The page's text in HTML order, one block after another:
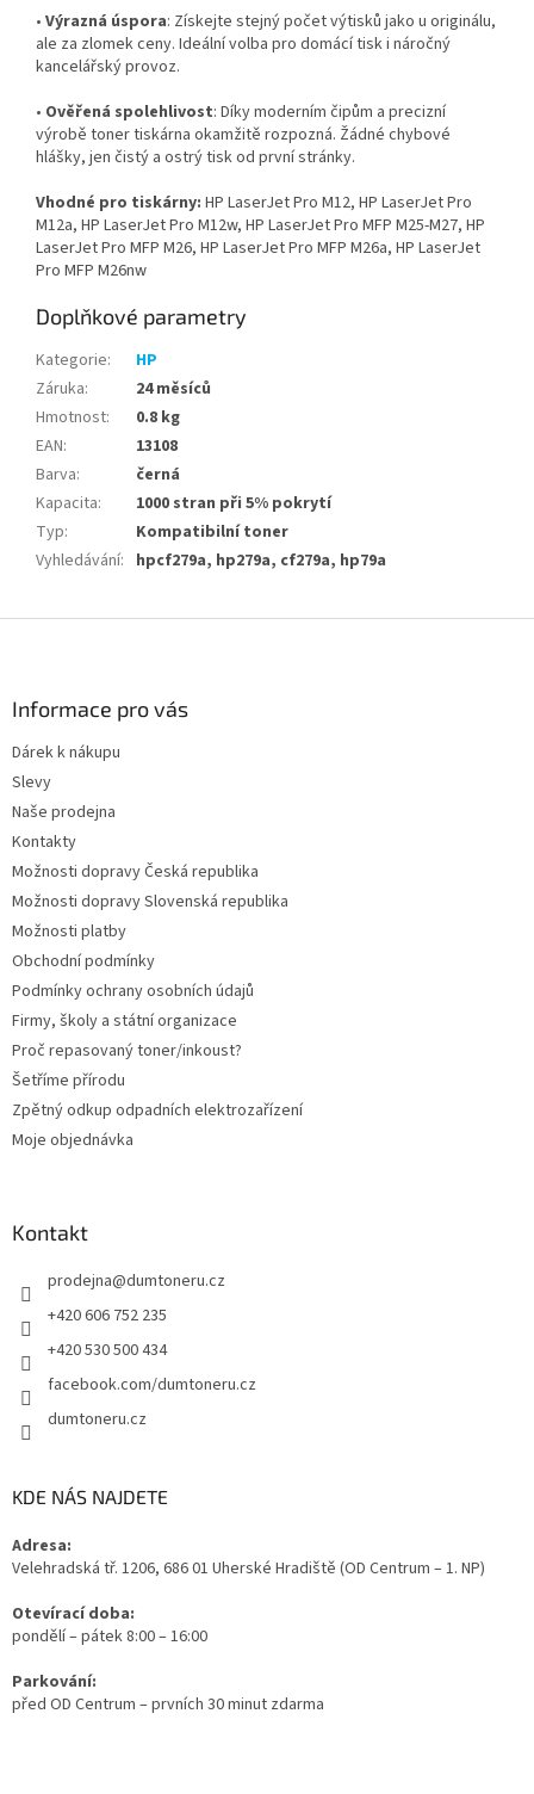
• Výrazná úspora: Získejte stejný počet výtisků jako u originálu,
ale za zlomek ceny. Ideální volba pro domácí tisk i náročný
kancelářský provoz.
• Ověřená spolehlivost: Díky moderním čipům a precizní
výrobě toner tiskárna okamžitě rozpozná. Žádné chybové
hlášky, jen čistý a ostrý tisk od první stránky.
Vhodné pro tiskárny: HP LaserJet Pro M12, HP LaserJet Pro
M12a, HP LaserJet Pro M12w, HP LaserJet Pro MFP M25-M27, HP
LaserJet Pro MFP M26, HP LaserJet Pro MFP M26a, HP LaserJet
Pro MFP M26nw
Doplňkové parametry
Kategorie:
HP
Záruka:
24 měsíců
Hmotnost:
0.8 kg
EAN:
13108
Barva:
černá
Kapacita:
1000 stran při 5% pokrytí
Typ:
Kompatibilní toner
Vyhledávání: hpcf279a, hp279a, cf279a, hp79a
Informace pro vás
Dárek k nákupu
Slevy
Naše prodejna
Kontakty
Možnosti dopravy Česká republika
Možnosti dopravy Slovenská republika
Možnosti platby
Obchodní podmínky
Podmínky ochrany osobních údajů
Firmy, školy a státní organizace
Proč repasovaný toner/inkoust?
Šetříme přírodu
Zpětný odkup odpadních elektrozařízení
Moje objednávka
Kontakt
prodejna@dumtoneru.cz
+420 606 752 235
+420 530 500 434
facebook.com/dumtoneru.cz
dumtoneru.cz
KDE NÁS NAJDETE
Adresa:
Velehradská tř. 1206, 686 01 Uherské Hradiště (OD Centrum – 1. NP)
Otevírací doba:
pondělí – pátek 8:00 – 16:00
Parkování:
před OD Centrum – prvních 30 minut zdarma